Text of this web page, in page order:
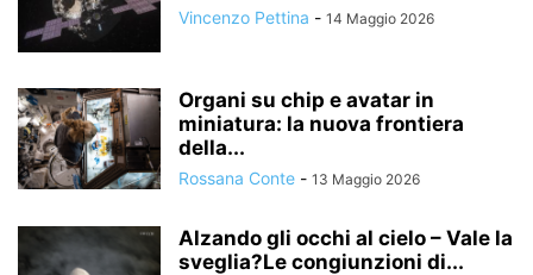
Vincenzo Pettina - 14 Maggio 2026
Organi su chip e avatar in
miniatura: la nuova frontiera
della...
Rossana Conte - 13 Maggio 2026
Alzando gli occhi al cielo – Vale la
sveglia?Le congiunzioni di...